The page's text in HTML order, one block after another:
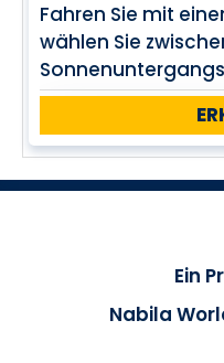
Fahren Sie mit
wählen Sie
Ein
Nabila